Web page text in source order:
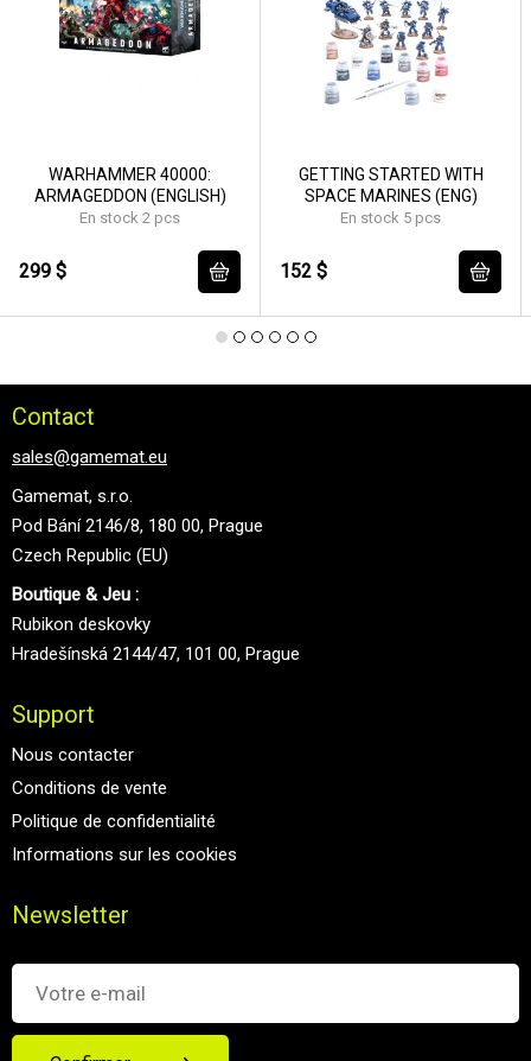
WARHAMMER 40000:
ARMAGEDDON (ENGLISH)
En stock 2 pcs
299 $
GETTING STARTED WITH
SPACE MARINES (ENG)
En stock 5 pcs
152 $
Contact
sales@gamemat.eu
Gamemat, s.r.o.
Pod Bání 2146/8, 180 00, Prague
Czech Republic (EU)
Boutique & Jeu :
Rubikon deskovky
Hradešínská 2144/47, 101 00, Prague
Support
Nous contacter
Conditions de vente
Politique de confidentialité
Informations sur les cookies
Newsletter